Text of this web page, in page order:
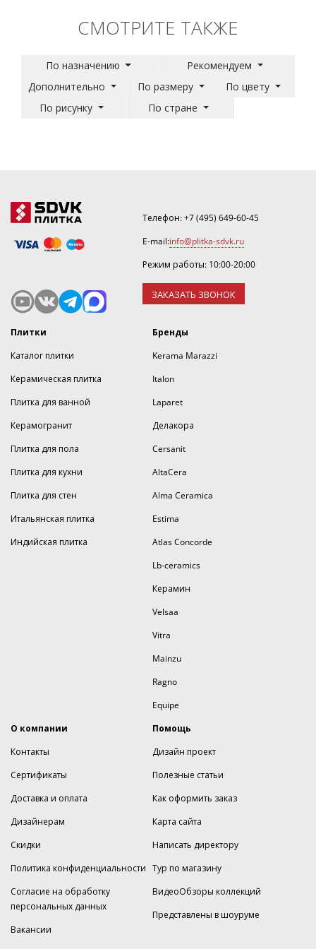
СМОТРИТЕ ТАКЖЕ
По назначению
Рекомендуем
Дополнительно
По размеру
По цвету
По рисунку
По стране
Телефон:+7 (495) 649-60-45
E-mail:info@plitka-sdvk.ru
Режим работы: 10:00-20:00
ЗАКАЗАТЬ ЗВОНОК
Плитки
Каталог плитки
Керамическая плитка
Плитка для ванной
Керамогранит
Плитка для пола
Плитка для кухни
Плитка для стен
Итальянская плитка
Индийская плитка
Бренды
Kerama Marazzi
Italon
Laparet
Делакора
Cersanit
AltaCera
Alma Ceramica
Estima
Atlas Concorde
Lb-ceramics
Керамин
Velsaa
Vitra
Mainzu
Ragno
Equipe
О компании
Контакты
Сертификаты
Доставка и оплата
Дизайнерам
Скидки
Политика конфиденциальности
Согласие на обработку
персональных данных
Вакансии
Помощь
Дизайн проект
Полезные статьи
Как оформить заказ
Карта сайта
Написать директору
Тур по магазину
ВидеоОбзоры коллекций
Представлены в шоуруме